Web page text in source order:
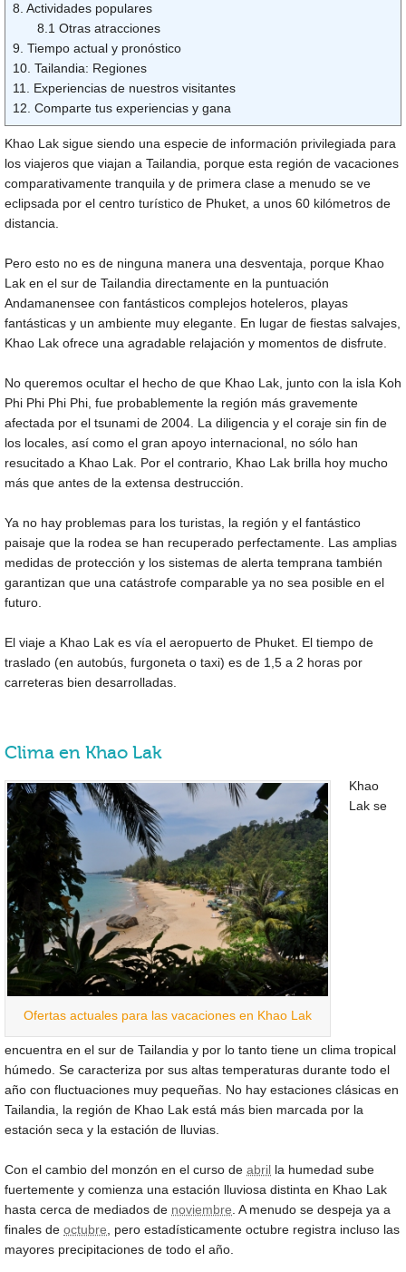
8. Actividades populares
8.1 Otras atracciones
9. Tiempo actual y pronóstico
10. Tailandia: Regiones
11. Experiencias de nuestros visitantes
12. Comparte tus experiencias y gana
Khao Lak sigue siendo una especie de información privilegiada para
los viajeros que viajan a Tailandia, porque esta región de vacaciones
comparativamente tranquila y de primera clase a menudo se ve
eclipsada por el centro turístico de Phuket, a unos 60 kilómetros de
distancia.
Pero esto no es de ninguna manera una desventaja, porque Khao
Lak en el sur de Tailandia directamente en la puntuación
Andamanensee con fantásticos complejos hoteleros, playas
fantásticas y un ambiente muy elegante. En lugar de fiestas salvajes,
Khao Lak ofrece una agradable relajación y momentos de disfrute.
No queremos ocultar el hecho de que Khao Lak, junto con la isla Koh
Phi Phi Phi Phi, fue probablemente la región más gravemente
afectada por el tsunami de 2004. La diligencia y el coraje sin fin de
los locales, así como el gran apoyo internacional, no sólo han
resucitado a Khao Lak. Por el contrario, Khao Lak brilla hoy mucho
más que antes de la extensa destrucción.
Ya no hay problemas para los turistas, la región y el fantástico
paisaje que la rodea se han recuperado perfectamente. Las amplias
medidas de protección y los sistemas de alerta temprana también
garantizan que una catástrofe comparable ya no sea posible en el
futuro.
El viaje a Khao Lak es vía el aeropuerto de Phuket. El tiempo de
traslado (en autobús, furgoneta o taxi) es de 1,5 a 2 horas por
carreteras bien desarrolladas.
Clima en Khao Lak
Ofertas actuales para las vacaciones en Khao Lak
Khao
Lak se
encuentra en el sur de Tailandia y por lo tanto tiene un clima tropical
húmedo. Se caracteriza por sus altas temperaturas durante todo el
año con fluctuaciones muy pequeñas. No hay estaciones clásicas en
Tailandia, la región de Khao Lak está más bien marcada por la
estación seca y la estación de lluvias.
Con el cambio del monzón en el curso de abril la humedad sube
fuertemente y comienza una estación lluviosa distinta en Khao Lak
hasta cerca de mediados de noviembre . A menudo se despeja ya a
finales de octubre , pero estadísticamente octubre registra incluso las
mayores precipitaciones de todo el año.